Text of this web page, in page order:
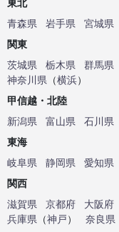
青森県
岩手県 宮城県
関東
茨城県
栃木県 群馬県
神奈川県 （横浜）
甲信越・北陸
新潟県
富山県 石川県
東海
岐阜県
静岡県 愛知県
関西
滋賀県
京都府 大阪府
兵庫県 （神戸） 奈良県